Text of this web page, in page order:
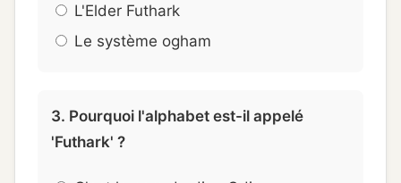
L'Elder Futhark
Le système ogham
3. Pourquoi l'alphabet est-il appelé
'Futhark' ?